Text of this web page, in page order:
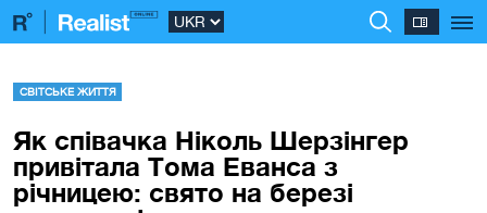
СВІТСЬКЕ ЖИТТЯ
Як співачка Ніколь Шерзінгер
привітала Тома Еванса з
річницею: свято на березі